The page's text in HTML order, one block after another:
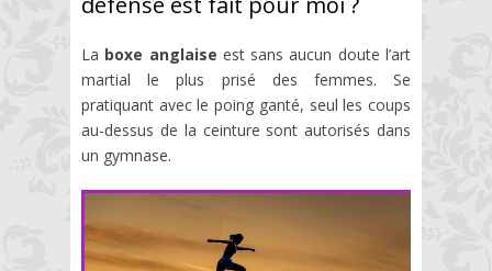
La boxe anglaise est sans aucun doute l’art
martial le plus prisé des femmes. Se
pratiquant avec le poing ganté, seul les coups
au-dessus de la ceinture sont autorisés dans
un gymnase.